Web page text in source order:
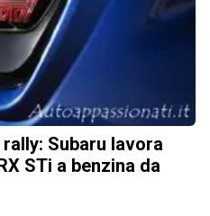
Subaru lavora
STi a benzina da